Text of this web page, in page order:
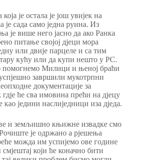
је остала је још увијек на
је сада само једна руина. Из
је више него јасно да ако Ранка
питање својој дјеци мора
или двије парцеле и са тим
кућу или да купи нешто у РС.
помогнемо Милици и њеној браћи
завршили мукотрпни
документације за
ће сва имовина прећи на дјецу
као једини наслиједници иза дједа.
и земљишно књижне извадке смо
је одржано а рјешења
можда им успијемо ове године
који ће коначно бити